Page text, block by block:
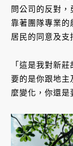
問公司的反對，
靠著團隊專業的
居民的同意及支
「這是我對新
要的是你跟地主
麼變化，你還是